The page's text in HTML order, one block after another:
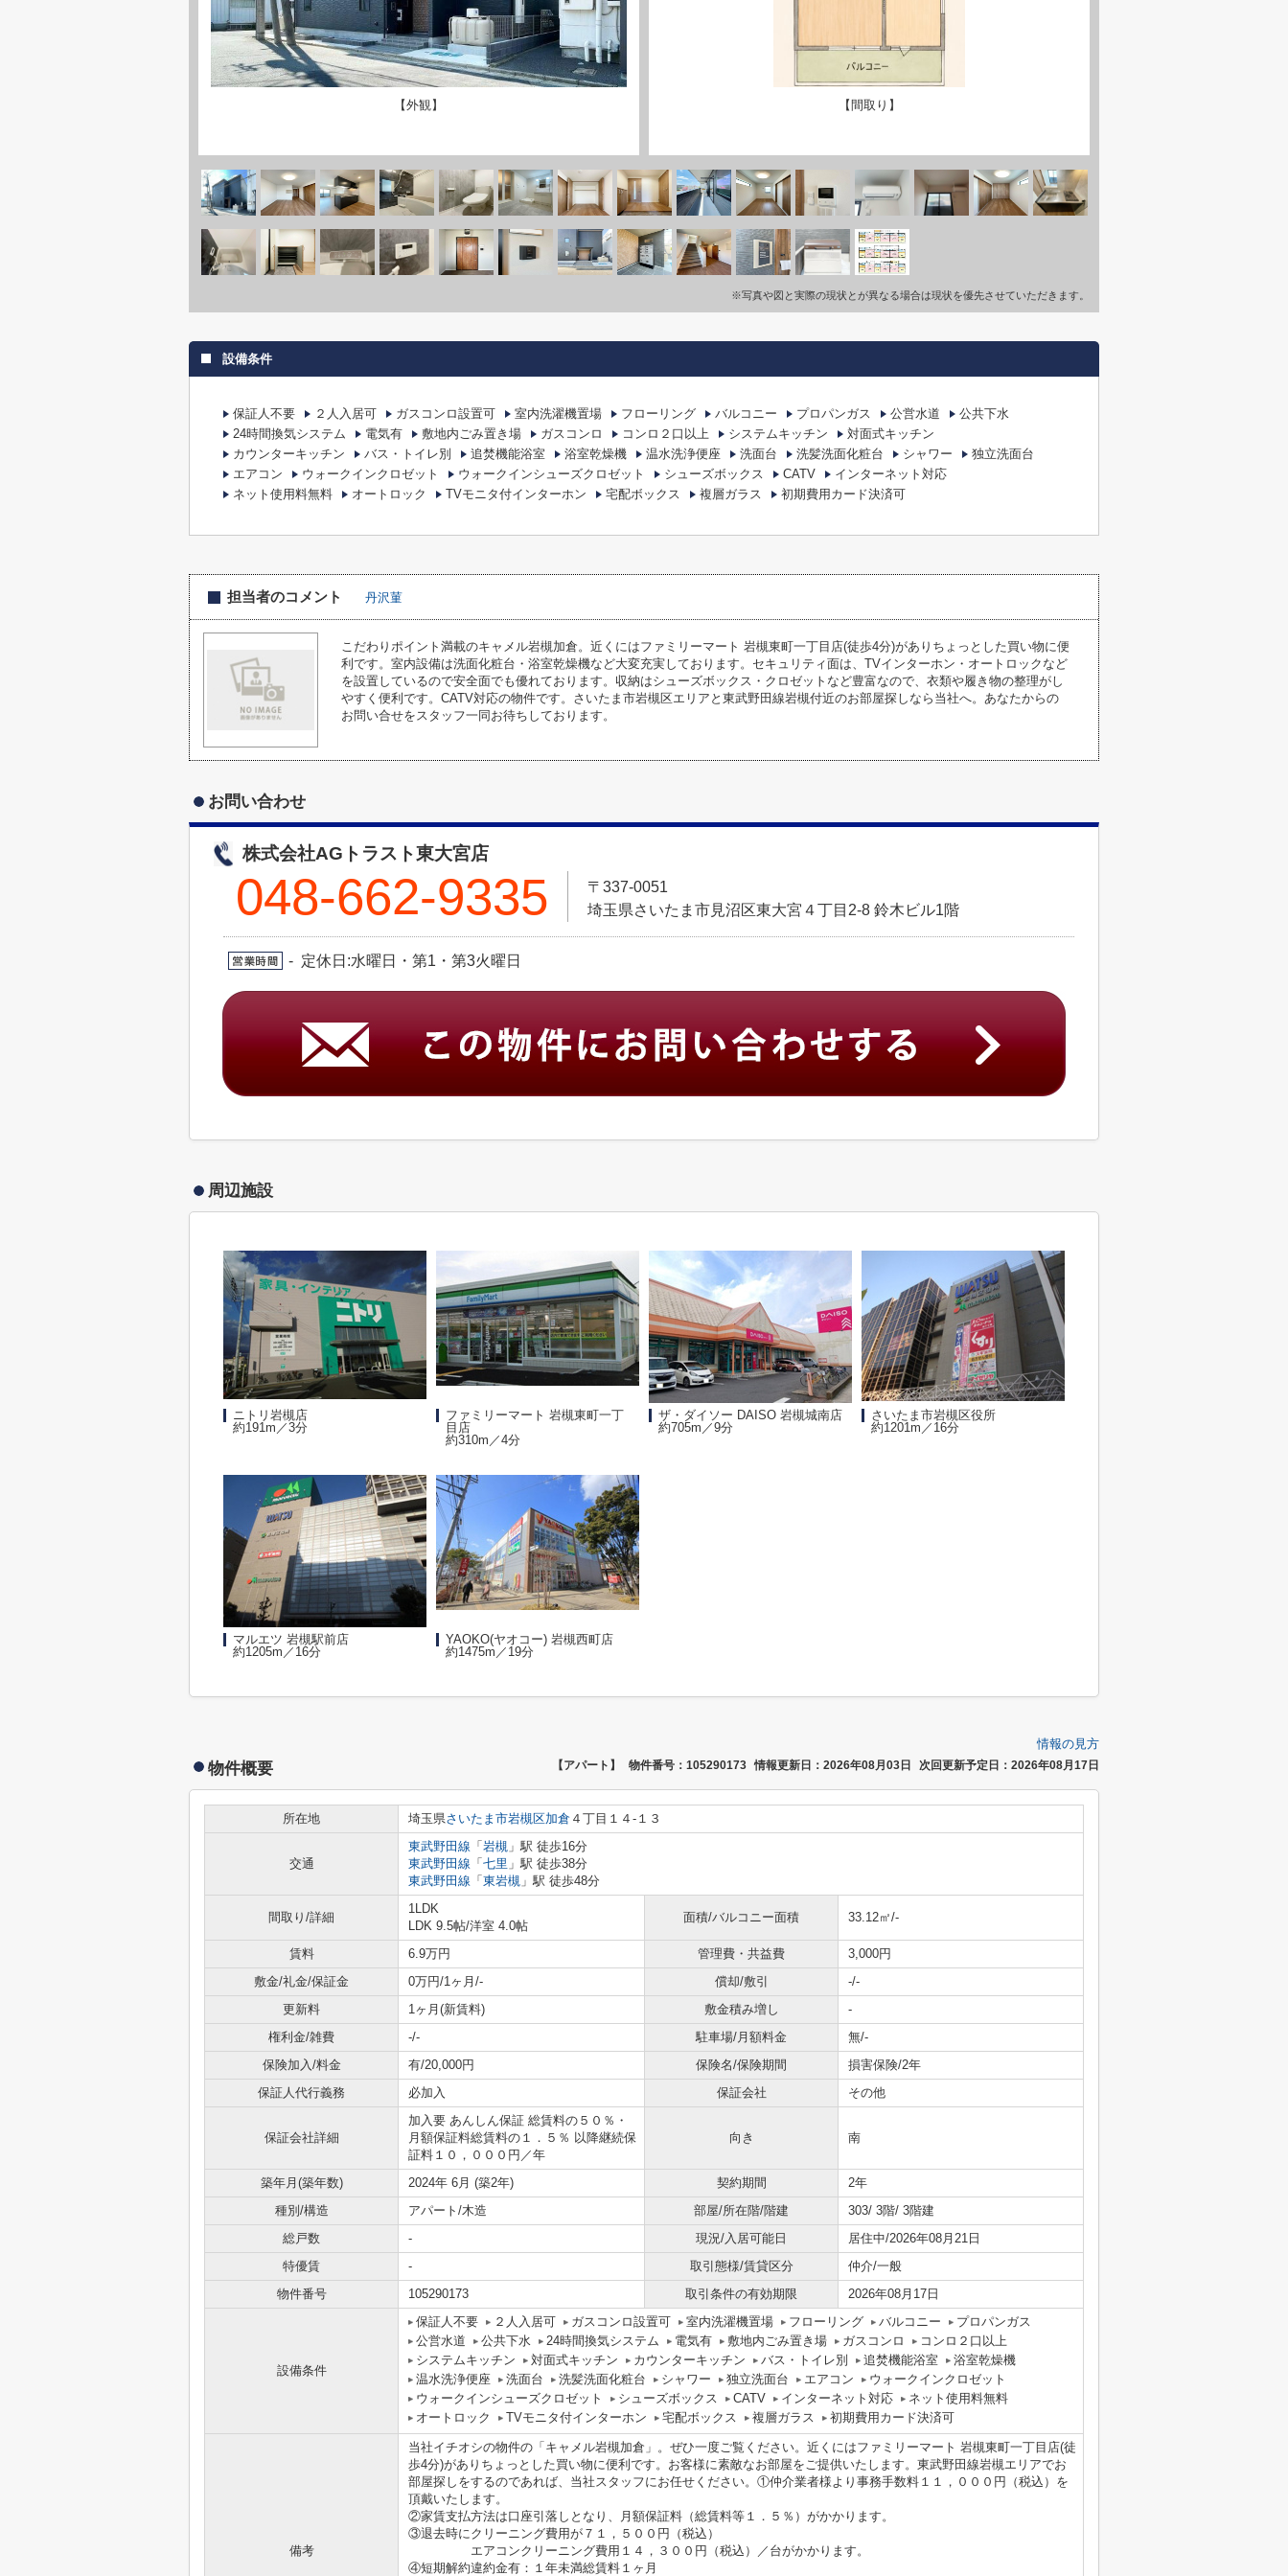
【外観】 【間取り】
※写真や図と実際の現状とが異なる場合は現状を優先させていただきます。
設備条件
保証人不要 ２人入居可 ガスコンロ設置可 室内洗濯機置場 フローリング バルコニー プロパンガス 公営水道
公共下水
24時間換気システム
電気有 敷地内ごみ置き場 ガスコンロ コンロ２口以上 システムキッチン
対面式キッチン
カウンターキッチン
バス・トイレ別 追焚機能浴室 浴室乾燥機 温水洗浄便座 洗面台 洗髪洗面化粧台 シャワー
独立洗面台
エアコン
ウォークインクロゼット ウォークインシューズクロゼット シューズボックス CATV
インターネット対応
ネット使用料無料
オートロック TVモニタ付インターホン 宅配ボックス 複層ガラス 初期費用カード決済可
担当者のコメント 丹沢菫
こだわりポイント満載のキャメル岩槻加倉。近くにはファミリーマート 岩槻東町一丁目店(徒歩4分)がありちょっとした買い物に便
利です。室内設備は洗面化粧台・浴室乾燥機など大変充実しております。セキュリティ面は、TVインターホン・オートロックなど
を設置しているので安全面でも優れております。収納はシューズボックス・クロゼットなど豊富なので、衣類や履き物の整理がし
やすく便利です。CATV対応の物件です。さいたま市岩槻区エリアと東武野田線岩槻付近のお部屋探しなら当社へ。あなたからの
お問い合せをスタッフ一同お待ちしております。
お問い合わせ
株式会社AGトラスト東大宮店
048-662-9335
〒337-0051
埼玉県さいたま市見沼区東大宮４丁目2-8 鈴木ビル1階
- 定休日:水曜日・第1・第3火曜日
周辺施設
ニトリ岩槻店
約191m／3分
ファミリーマート 岩槻東町一丁
目店
約310m／4分
ザ・ダイソー DAISO 岩槻城南店
約705m／9分
さいたま市岩槻区役所
約1201m／16分
マルエツ 岩槻駅前店
約1205m／16分
YAOKO(ヤオコー) 岩槻西町店
約1475m／19分
情報の見方
物件概要 【アパート】 物件番号：105290173 情報更新日：2026年08月03日 次回更新予定日：2026年08月17日
所在地 埼玉県さいたま市岩槻区加倉 ４丁目１４-１３
交通
東武野田線 「 岩槻 」駅 徒歩16分
東武野田線 「 七里 」駅 徒歩38分
東武野田線 「 東岩槻 」駅 徒歩48分
間取り/詳細
1LDK
LDK 9.5帖/洋室 4.0帖
面積/バルコニー面積 33.12㎡/-
賃料 6.9万円 管理費・共益費
3,000円
敷金/礼金/保証金
0万円/1ヶ月/- 償却/敷引
-/-
更新料
1ヶ月(新賃料) 敷金積み増し
-
権利金/雑費
-/- 駐車場/月額料金
無/-
保険加入/料金
有/20,000円 保険名/保険期間
損害保険/2年
保証人代行義務
必加入 保証会社 その他
保証会社詳細
加入要 あんしん保証 総賃料の５０％・
月額保証料総賃料の１．５％ 以降継続保
証料１０，０００円／年
向き 南
築年月(築年数) 2024年 6月 (築2年) 契約期間
2年
種別/構造
アパート/木造 部屋/所在階/階建
303/ 3階/ 3階建
総戸数
- 現況/入居可能日
居住中/2026年08月21日
特優賃
- 取引態様/賃貸区分
仲介/一般
物件番号
105290173 取引条件の有効期限 2026年08月17日
設備条件
保証人不要 ２人入居可 ガスコンロ設置可 室内洗濯機置場 フローリング バルコニー
プロパンガス
公営水道
公共下水 24時間換気システム 電気有 敷地内ごみ置き場 ガスコンロ
コンロ２口以上
システムキッチン
対面式キッチン カウンターキッチン バス・トイレ別 追焚機能浴室
浴室乾燥機
温水洗浄便座
洗面台 洗髪洗面化粧台 シャワー 独立洗面台 エアコン
ウォークインクロゼット
ウォークインシューズクロゼット
シューズボックス CATV インターネット対応
ネット使用料無料
オートロック
TVモニタ付インターホン 宅配ボックス 複層ガラス 初期費用カード決済可
備考
当社イチオシの物件の「キャメル岩槻加倉」。ぜひ一度ご覧ください。近くにはファミリーマート 岩槻東町一丁目店(徒
歩4分)がありちょっとした買い物に便利です。お客様に素敵なお部屋をご提供いたします。東武野田線岩槻エリアでお
部屋探しをするのであれば、当社スタッフにお任せください。①仲介業者様より事務手数料１１，０００円（税込）を
頂戴いたします。
②家賃支払方法は口座引落しとなり、月額保証料（総賃料等１．５％）がかかります。
③退去時にクリーニング費用が７１，５００円（税込）
エアコンクリーニング費用１４，３００円（税込）／台がかかります。
④短期解約違約金有：１年未満総賃料１ヶ月